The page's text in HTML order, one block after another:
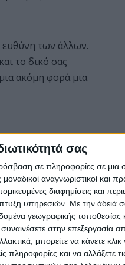
σας
σε πληροφορίες σε
αναγνωριστικοί και
διαφημίσεις και
υπηρεσιών. Με την άδειά
γεωγραφικής τοποθεσίας
στην επεξεργασία
μπορείτε να κάνετε κλικ
και να αλλάξετε
ευθύνη των άλλων.
το δικό σας
ακόμη φορά μια
χώρο, γιατί είναι
συνεργάτες.
αντιμετωπίζετε
πάνω σας. Τα
όλο και καλύτερα.